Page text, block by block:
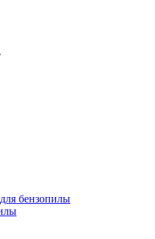
бензопилы